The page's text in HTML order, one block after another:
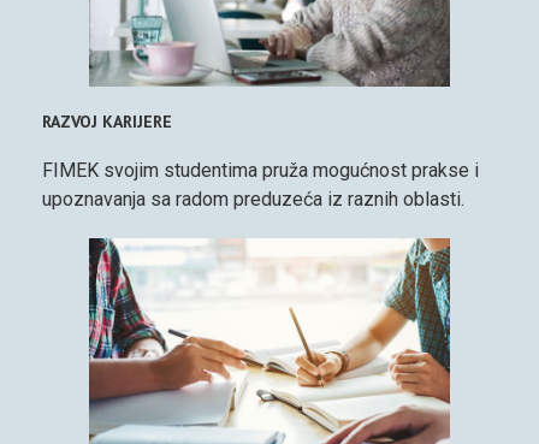
RAZVOJ KARIJERE
FIMEK svojim studentima pruža mogućnost prakse i
upoznavanja sa radom preduzeća iz raznih oblasti.